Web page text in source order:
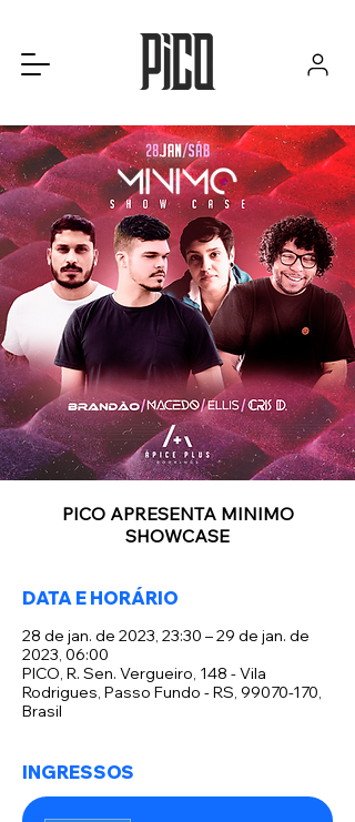
PICO APRESENTA MINIMO
SHOWCASE
DATA E HORÁRIO
28 de jan. de 2023, 23:30 – 29 de jan. de
2023, 06:00
PICO, R. Sen. Vergueiro, 148 - Vila
Rodrigues, Passo Fundo - RS, 99070-170,
Brasil
INGRESSOS